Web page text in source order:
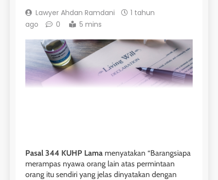
Lawyer Ahdan Ramdani
1 tahun
ago
0 5 mins
Pasal 344 KUHP Lama menyatakan “Barangsiapa
merampas nyawa orang lain atas permintaan
orang itu sendiri yang jelas dinyatakan dengan